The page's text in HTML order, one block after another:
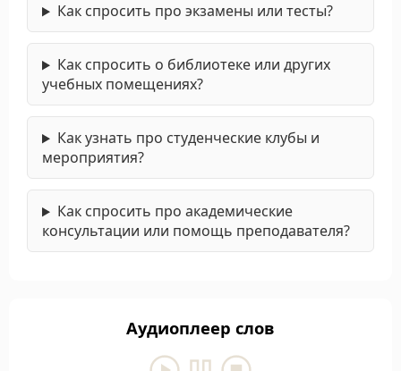
Как спросить про экзамены или тесты?
Как спросить о библиотеке или других
учебных помещениях?
Как узнать про студенческие клубы и
мероприятия?
Как спросить про академические
консультации или помощь преподавателя?
Аудиоплеер слов